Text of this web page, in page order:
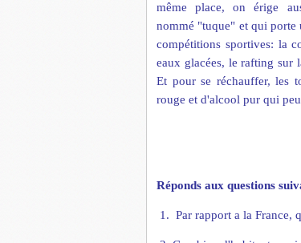
même place, on érige
nommé "tuque" et qui
compétitions sportives: la
eaux glacées, le rafting sur
Et pour se réchauffer, les
rouge et d'alcool pur qui
Réponds aux questions
1. Par rapport a la France,